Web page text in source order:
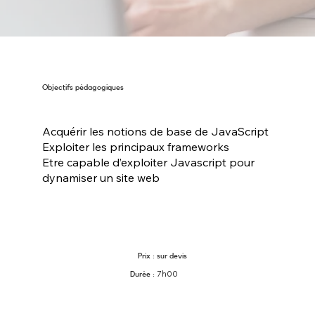
Prix : sur devis
Durée : 7h00
Objectifs pédagogiques
Acquérir les notions de base de JavaScript
Exploiter les principaux frameworks
Etre capable d’exploiter Javascript pour
dynamiser un site web